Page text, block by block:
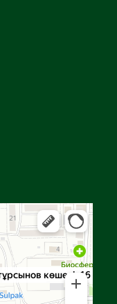
іздеу